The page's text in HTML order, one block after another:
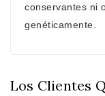
conservantes ni
genéticamente.
Los Clientes